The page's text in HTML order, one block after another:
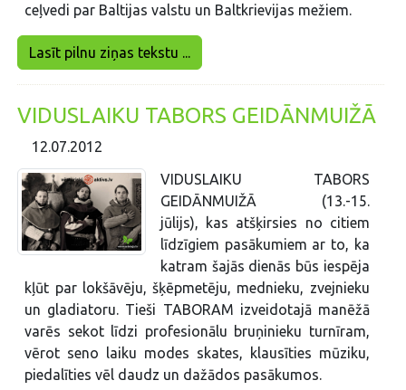
ceļvedi par Baltijas valstu un Baltkrievijas mežiem.
Lasīt pilnu ziņas tekstu ...
VIDUSLAIKU TABORS GEIDĀNMUIŽĀ
12.07.2012
VIDUSLAIKU TABORS
GEIDĀNMUIŽĀ (13.-15.
jūlijs), kas atšķirsies no citiem
līdzīgiem pasākumiem ar to, ka
katram šajās dienās būs iespēja
kļūt par lokšāvēju, šķēpmetēju, mednieku, zvejnieku
un gladiatoru. Tieši TABORAM izveidotajā manēžā
varēs sekot līdzi profesionālu bruņinieku turnīram,
vērot seno laiku modes skates, klausīties mūziku,
piedalīties vēl daudz un dažādos pasākumos.